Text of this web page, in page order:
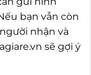
bạn vẫn còn
nhận và
sẽ gợi ý